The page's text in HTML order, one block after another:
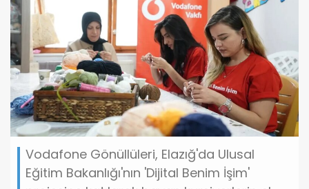
Vodafone Gönüllüleri, Elazığ'da Ulusal
Eğitim Bakanlığı'nın 'Dijital Benim İşim'